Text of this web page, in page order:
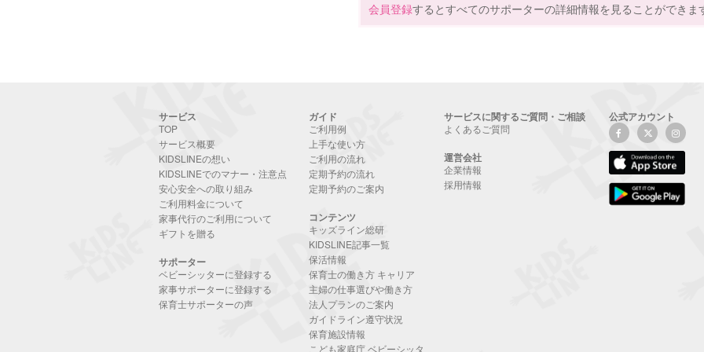
会員登録するとすべてのサポーターの詳細情報を見ることができま
サービス
TOP
サービス概要
KIDSLINEの想い
KIDSLINEでのマナー・注意点
安心安全への取り組み
ご利用料金について
家事代行のご利用について
ギフトを贈る
サポーター
ベビーシッターに登録する
家事サポーターに登録する
保育士サポーターの声
ガイド
ご利用例
上手な使い方
ご利用の流れ
定期予約の流れ
定期予約のご案内
コンテンツ
キッズライン総研
KIDSLINE記事一覧
保活情報
保育士の働き方 キャリア
主婦の仕事選びや働き方
法人プランのご案内
ガイドライン遵守状況
保育施設情報
こども家庭庁 ベビーシッタ
サービスに関するご質問・ご相談
よくあるご質問
運営会社
企業情報
採用情報
公式アカウント